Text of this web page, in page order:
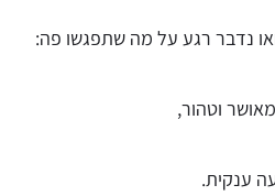
נדבר רגע על מה שתפגשו פה:
וטהור,
ענקית.